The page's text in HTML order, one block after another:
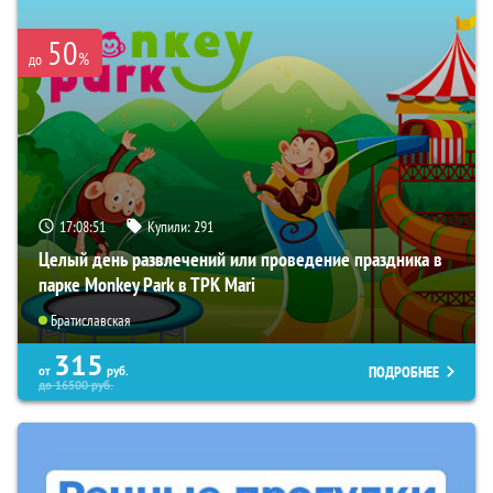
до 50%
17:08:50 Купили:291
Целый день развлечений или проведение праздника в
парке Monkey Park в ТРК Mari
Братиславская
от 315 руб.
до16500руб.
ПОДРОБНЕЕ